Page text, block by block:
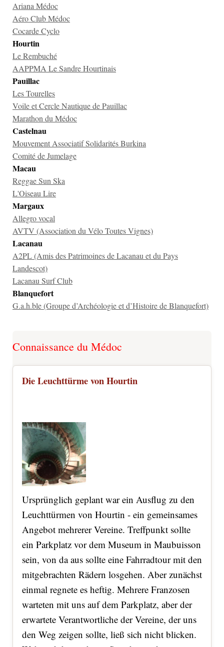
Ariana Médoc
Aéro Club Médoc
Cocarde Cyclo
Hourtin
Le Rembuché
AAPPMA Le Sandre Hourtinais
Pauillac
Les Tourelles
Voile et Cercle Nautique de Pauillac
Marathon du Médoc
Castelnau
Mouvement Associatif Solidarités Burkina
Comité de Jumelage
Macau
Reggae Sun Ska
L'Oiseau Lire
Margaux
Allegro vocal
AVTV (Association du Vélo Toutes Vignes)
Lacanau
A2PL (Amis des Patrimoines de Lacanau et du Pays
Landescot)
Lacanau Surf Club
Blanquefort
G.a.h.ble (Groupe d’Archéologie et d’Histoire de Blanquefort)
Connaissance du Médoc
Die Leuchttürme von Hourtin
Ursprünglich geplant war ein Ausflug zu den
Leuchttürmen von Hourtin - ein gemeinsames
Angebot mehrerer Vereine. Treffpunkt sollte
ein Parkplatz vor dem Museum in Maubuisson
sein, von da aus sollte eine Fahrradtour mit den
mitgebrachten Rädern losgehen. Aber zunächst
einmal regnete es heftig. Mehrere Franzosen
warteten mit uns auf dem Parkplatz, aber der
erwartete Verantwortliche der Vereine, der uns
den Weg zeigen sollte, ließ sich nicht blicken.